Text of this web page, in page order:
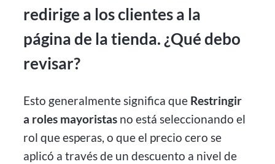
redirige a los clientes a la
página de la tienda. ¿Qué debo
revisar?
Esto generalmente significa que Restringir
a roles mayoristas no está seleccionando el
rol que esperas, o que el precio cero se
aplicó a través de un descuento a nivel de